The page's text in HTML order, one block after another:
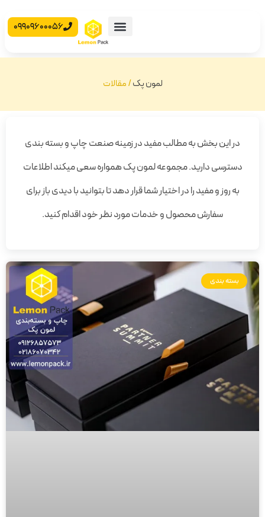
09909600056
لمون پک/مقالات
در این بخش به مطالب مفید در زمینه صنعت چاپ و بسته بندی
دسترسی دارید. مجموعه لمون پک همواره سعی میکند اطلاعات
به روز و مفید را در اختیار شما قرار دهد تا بتوانید با دیدی باز برای
سفارش محصول و خدمات مورد نظر خود اقدام کنید.
بسته بندی